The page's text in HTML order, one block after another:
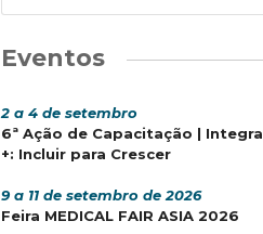
Eventos
2 a 4 de setembro
6ª Ação de Capacitação | Integra
+: Incluir para Crescer
9 a 11 de setembro de 2026
Feira MEDICAL FAIR ASIA 2026